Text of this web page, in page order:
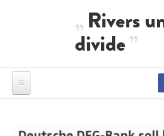
Rivers
divide